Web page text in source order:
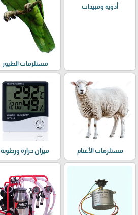
أدوية ومبيدات
مستلزمات الطيور
مستلزمات الأغنام ميزان حرارة ورطوبة